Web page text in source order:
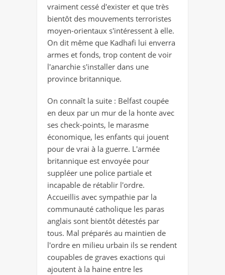
vraiment cessé d'exister et que très
bientôt des mouvements terroristes
moyen-orientaux s'intéressent à elle.
On dit même que Kadhafi lui enverra
armes et fonds, trop content de voir
l'anarchie s'installer dans une
province britannique.
On connaît la suite : Belfast coupée
en deux par un mur de la honte avec
ses check-points, le marasme
économique, les enfants qui jouent
pour de vrai à la guerre. L'armée
britannique est envoyée pour
suppléer une police partiale et
incapable de rétablir l'ordre.
Accueillis avec sympathie par la
communauté catholique les paras
anglais sont bientôt détestés par
tous. Mal préparés au maintien de
l'ordre en milieu urbain ils se rendent
coupables de graves exactions qui
ajoutent à la haine entre les